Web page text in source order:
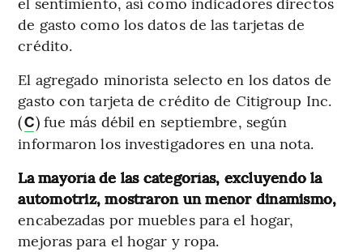
de gasto como los datos de las tarjetas de
crédito.
El agregado minorista selecto en los datos de
gasto con tarjeta de crédito de Citigroup Inc.
(C) fue más débil en septiembre, según
informaron los investigadores en una nota.
La mayoría de las categorías, excluyendo la
automotriz, mostraron un menor dinamismo,
encabezadas por muebles para el hogar,
mejoras para el hogar y ropa.